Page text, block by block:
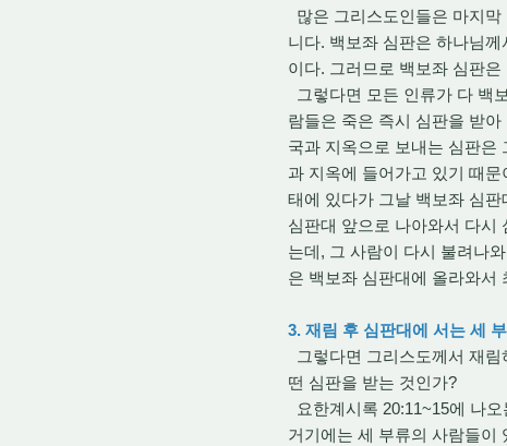
많은 그리스도인들은 마지
니다. 백보좌 심판은 하나님
이다. 그러므로 백보좌 심판
그렇다면 모든 인류가 다 백
람들은 죽은 즉시 심판을 받
국과 지옥으로 보내는 심판은
과 지옥에 들어가고 있기 때
태에 있다가 그날 백보좌 심
심판대 앞으로 나아와서 다시
는데, 그 사람이 다시 불려나
은 백보좌 심판대에 올라와서
3. 재림 후 심판대에 서는 세
그렇다면 그리스도께서 재
떤 심판을 받는 것인가?
요한계시록 20:11~15에 나
거기에는 세 부류의 사람들이